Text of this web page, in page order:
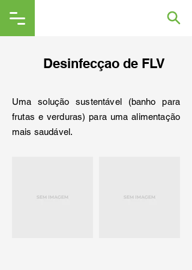
Desinfecçao de FLV
Uma solução sustentável (banho para
frutas e verduras) para uma alimentação
mais saudável.